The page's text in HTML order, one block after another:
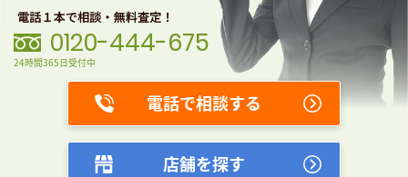
0120-444-675
24時間365日受付中
電話で相談する
店舗を探す